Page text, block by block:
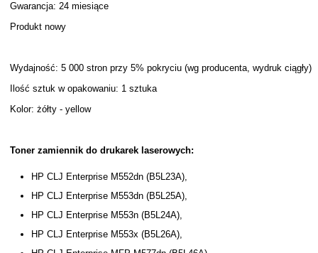
Gwarancja: 24 miesiące
Produkt nowy
Wydajność: 5 000 stron przy 5% pokryciu (wg producenta, wydruk ciągły)
Ilość sztuk w opakowaniu: 1 sztuka
Kolor: żółty - yellow
Toner zamiennik do drukarek laserowych:
HP CLJ Enterprise M552dn (B5L23A),
HP CLJ Enterprise M553dn (B5L25A),
HP CLJ Enterprise M553n (B5L24A),
HP CLJ Enterprise M553x (B5L26A),